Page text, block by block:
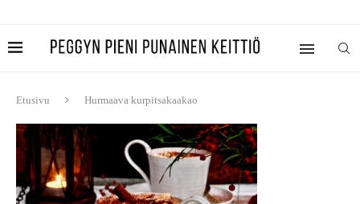
Etusivu Hurmaava kurpitsakaakao